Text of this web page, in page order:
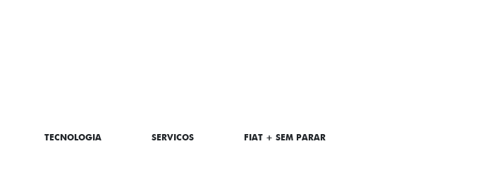
TECNOLOGIA SERVICOS FIAT + SEM PARAR